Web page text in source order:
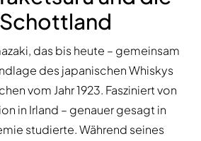
das bis heute – gemeinsam
des japanischen Whiskys
vom Jahr 1923. Fasziniert von
in Irland – genauer gesagt in
studierte. Während seines